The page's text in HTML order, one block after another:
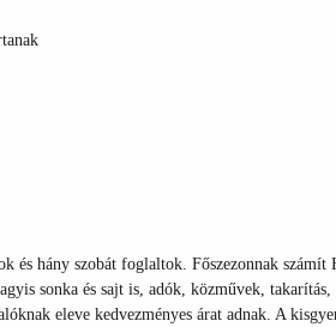
hány szobát foglaltok. Főszezonnak számít
sonka és sajt is, adók, közművek, takarítás,
eleve kedvezményes árat adnak. A